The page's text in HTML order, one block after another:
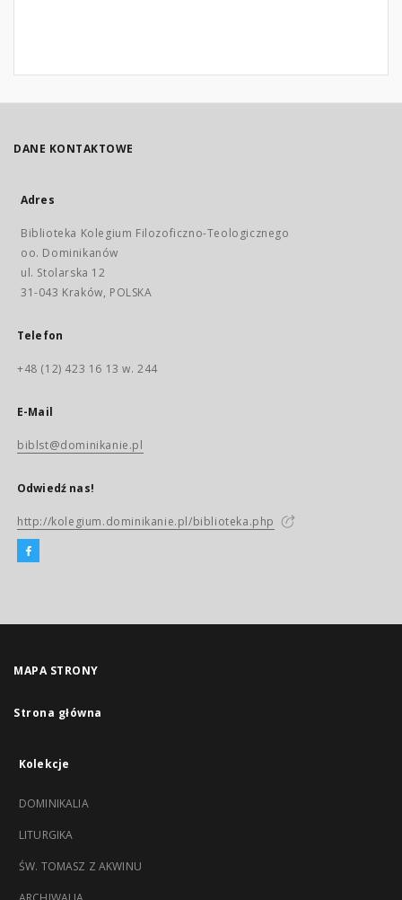
DANE KONTAKTOWE
Adres
Biblioteka Kolegium Filozoficzno-Teologicznego
oo. Dominikanów
ul. Stolarska 12
31-043 Kraków, POLSKA
Telefon
+48 (12) 423 16 13 w. 244
E-Mail
biblst@dominikanie.pl
Odwiedź nas!
http://kolegium.dominikanie.pl/biblioteka.php
MAPA STRONY
Strona główna
Kolekcje
DOMINIKALIA
LITURGIKA
ŚW. TOMASZ Z AKWINU